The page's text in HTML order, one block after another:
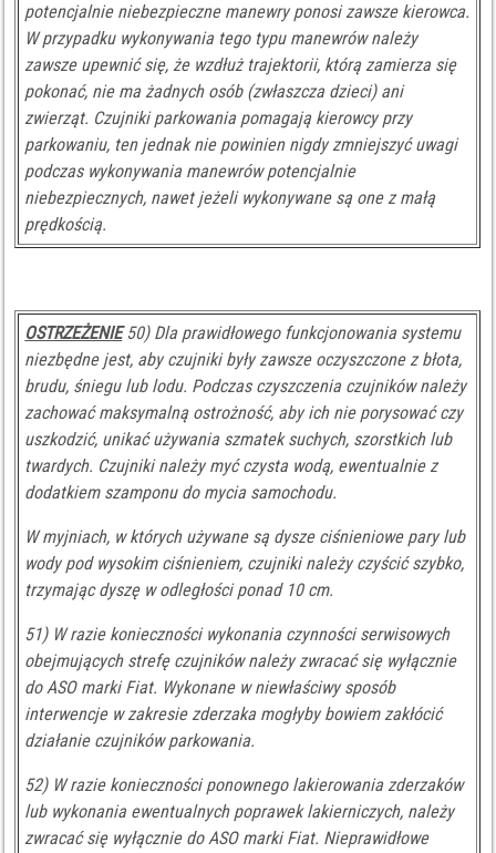
potencjalnie niebezpieczne manewry ponosi zawsze kierowca.
W przypadku wykonywania tego typu manewrów należy
zawsze upewnić się, że wzdłuż trajektorii, którą zamierza się
pokonać, nie ma żadnych osób (zwłaszcza dzieci) ani
zwierząt. Czujniki parkowania pomagają kierowcy przy
parkowaniu, ten jednak nie powinien nigdy zmniejszyć uwagi
podczas wykonywania manewrów potencjalnie
niebezpiecznych, nawet jeżeli wykonywane są one z małą
prędkością.
OSTRZEŻENIE50) Dla prawidłowego funkcjonowania systemu
niezbędne jest, aby czujniki były zawsze oczyszczone z błota,
brudu, śniegu lub lodu. Podczas czyszczenia czujników należy
zachować maksymalną ostrożność, aby ich nie porysować czy
uszkodzić, unikać używania szmatek suchych, szorstkich lub
twardych. Czujniki należy myć czysta wodą, ewentualnie z
dodatkiem szamponu do mycia samochodu.
W myjniach, w których używane są dysze ciśnieniowe pary lub
wody pod wysokim ciśnieniem, czujniki należy czyścić szybko,
trzymając dyszę w odległości ponad 10 cm.
51) W razie konieczności wykonania czynności serwisowych
obejmujących strefę czujników należy zwracać się wyłącznie
do ASO marki Fiat. Wykonane w niewłaściwy sposób
interwencje w zakresie zderzaka mogłyby bowiem zakłócić
działanie czujników parkowania.
52) W razie konieczności ponownego lakierowania zderzaków
lub wykonania ewentualnych poprawek lakierniczych, należy
zwracać się wyłącznie do ASO marki Fiat. Nieprawidłowe